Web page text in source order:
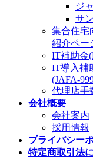
ジ
サ
集合住
紹介ペー
IT補助金
IT導入補
(JAFA-
代理店手
会社概要
会社案内
採用情報
プライバシー
特定商取引法